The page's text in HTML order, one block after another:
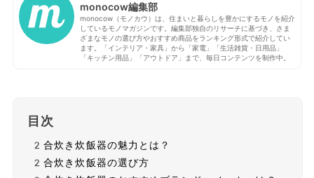
monocow編集部
monocow（モノカウ）は、住まいと暮らしを豊かにするモノを紹介
しているモノマガジンです。編集部独自のリサーチに基づき、さま
ざまなモノの選び方やおすすめ商品をランキング形式で紹介してい
ます。「インテリア・家具」から「家電」「生活雑貨・日用品」
「キッチン用品」「アウトドア」まで、毎日コンテンツを制作中。
目次
2合炊き炊飯器の魅力とは？
2合炊き炊飯器の選び方